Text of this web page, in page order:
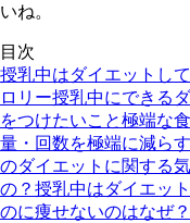
いね。
目次
授乳中はダイエットし
ロリー授乳中にできる
をつけたいこと極端な
量・回数を極端に減ら
のダイエットに関する
の？ 授乳中はダイエッ
のに痩せないのはなぜ？